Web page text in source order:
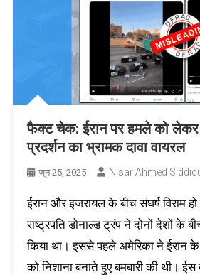
फैक्ट चेक: ईरान पर हमले को लेकर
प्रदर्शन का भ्रामक दावा वायरल
जून 25, 2025 Nisar Ahmed
ईरान और इजरायल के बीच संघर्ष विराम
राष्ट्रपति डोनाल्ड ट्रंप ने दोनों देशों के
किया था। इससे पहले अमेरिका ने ईरान के
को निशाना बनाते हुए बमबारी की थी। ईस